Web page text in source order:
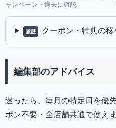
ャンペーン・過去に確認
履歴 クーポン・特典の移
編集部のアドバイス
迷ったら、毎月の特定日を優
ポン不要・全店舗共通で使えま